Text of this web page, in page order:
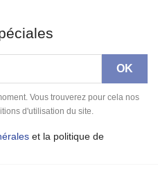
Vous trouverez pour cela nos
d'utilisation du site.
et la politique de